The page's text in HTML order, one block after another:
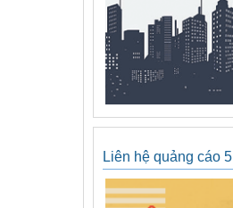
Liên hệ quảng cáo 5